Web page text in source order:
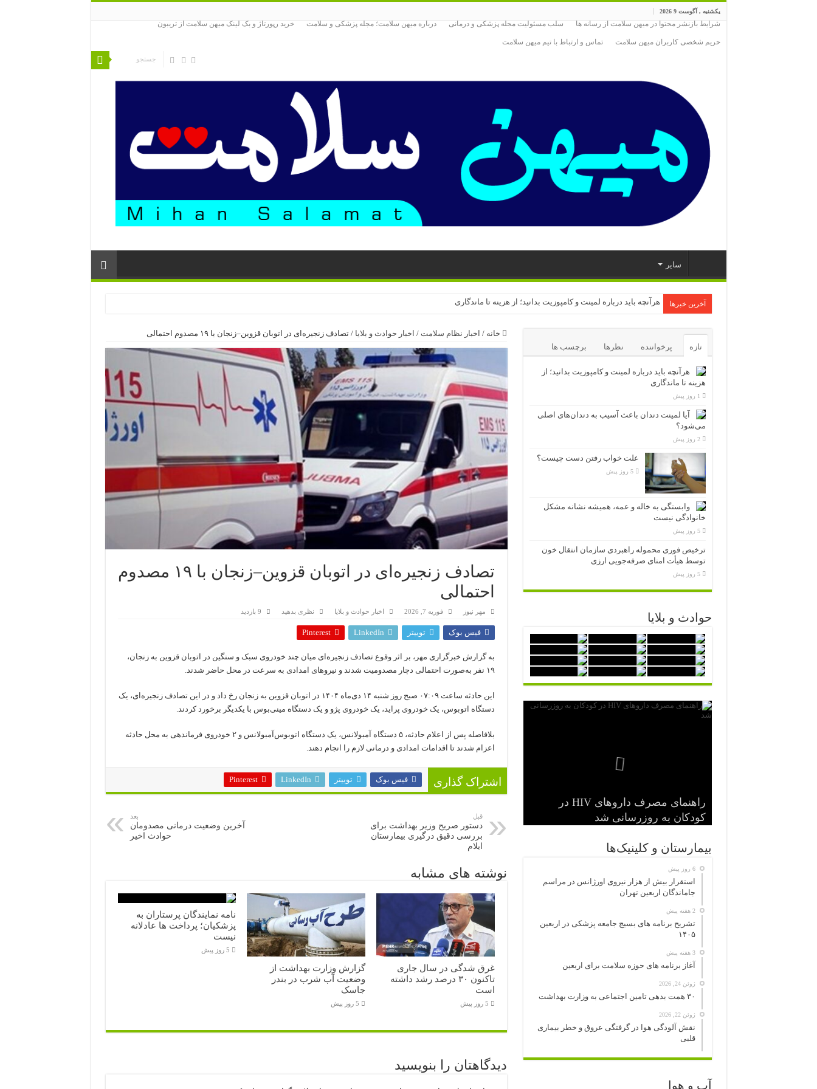
یکشنبه , آگوست 9 2026
شرایط بازنشر محتوا در میهن سلامت از رسانه ها سلب مسئولیت مجله پزشکی و درمانی درباره میهن سلامت؛ مجله پزشکی و سلامت خرید رپورتاژ و بک لینک میهن سلامت از تریبون
حریم شخصی کاربران میهن سلامت تماس و ارتباط با تیم میهن سلامت
سایر
آخرین خبرها هرآنچه باید درباره لمینت و کامپوزیت بدانید؛ از هزینه تا ماندگاری
خانه / اخبار نظام سلامت / اخبار حوادث و بلایا / تصادف زنجیره‌ای در اتوبان قزوین–زنجان با ۱۹ مصدوم احتمالی
تصادف زنجیره‌ای در اتوبان قزوین–زنجان با ۱۹ مصدوم
احتمالی
مهر نیوز فوریه 7, 2026 اخبار حوادث و بلایا نظری بدهید 9 بازدید
فیس بوک توییتر LinkedIn
Pinterest
به گزارش خبرگزاری مهر، بر اثر وقوع تصادف زنجیره‌ای میان چند خودروی سبک و سنگین در اتوبان قزوین به زنجان،
۱۹ نفر به‌صورت احتمالی دچار مصدومیت شدند و نیروهای امدادی به سرعت در محل حاضر شدند.
این حادثه ساعت ۰۷:۰۹ صبح روز شنبه ۱۴ دی‌ماه ۱۴۰۴ در اتوبان قزوین به زنجان رخ داد و در این تصادف زنجیره‌ای، یک
دستگاه اتوبوس، یک خودروی پراید، یک خودروی پژو و یک دستگاه مینی‌بوس با یکدیگر برخورد کردند.
بلافاصله پس از اعلام حادثه، ۵ دستگاه آمبولانس، یک دستگاه اتوبوس‌آمبولانس و ۲ خودروی فرماندهی به محل حادثه
اعزام شدند تا اقدامات امدادی و درمانی لازم را انجام دهند.
اشتراک گذاری فیس بوک توییتر LinkedIn
Pinterest
قبل
دستور صریح وزیر بهداشت برای
بررسی دقیق درگیری بیمارستان
ایلام
بعد
آخرین وضعیت درمانی مصدومان
حوادث اخیر
نوشته های مشابه
غرق شدگی در سال جاری
تاکنون ۳۰ درصد رشد داشته
است
5 روز پیش
گزارش وزارت بهداشت از
وضعیت آب شرب در بندر
جاسک
5 روز پیش
نامه نمایندگان پرستاران به
پزشکیان؛ پرداخت ها عادلانه
نیست
5 روز پیش
دیدگاهتان را بنویسید
تازه پرخواننده نظرها برچسب ها
هرآنچه باید درباره لمینت و کامپوزیت بدانید؛ از
هزینه تا ماندگاری
1 روز پیش
آیا لمینت دندان باعث آسیب به دندان‌های اصلی
می‌شود؟
2 روز پیش
علت خواب رفتن دست چیست؟
5 روز پیش
وابستگی به خاله و عمه، همیشه نشانه مشکل
خانوادگی نیست
5 روز پیش
ترخیص فوری محموله راهبردی سازمان انتقال خون
توسط هیأت امنای صرفه‌جویی ارزی
5 روز پیش
حوادث و بلایا
راهنمای مصرف داروهای HIV در
کودکان به روزرسانی شد
نخستین جراحی موفق با دستگاه قلب و
ریه ساخت ترکیه انجام شد
شرح وظایف «رصدخانه ملی غذا و
بیماری» اعلام شد
سیگار الکترونیک هم سرطانزا است
هفتاد و نهمین مجمع جهانی بهداشت
آغاز به کار کرد
بیمارستان و کلینیک‌ها
6 روز پیش
استقرار بیش از هزار نیروی اورژانس در مراسم
جاماندگان اربعین تهران
2 هفته پیش
تشریح برنامه های بسیج جامعه پزشکی در اربعین
۱۴۰۵
3 هفته پیش
آغاز برنامه های حوزه سلامت برای اربعین
ژوئن 24, 2026
۳۰ همت بدهی تامین اجتماعی به وزارت بهداشت
ژوئن 22, 2026
نقش آلودگی هوا در گرفتگی عروق و خطر بیماری
قلبی
آب و هوا